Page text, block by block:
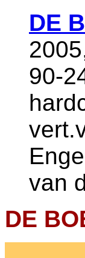
DE
90-
van
DE